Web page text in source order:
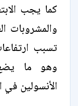
كما يجب
والمشروبات
تسبب
وهو ما
الأنسولين